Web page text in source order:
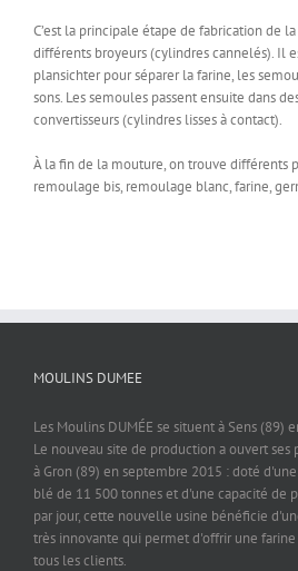
C’est la principale étape de fabrication de
différents broyeurs (cylindres cannelés). Il
plansichter pour séparer la farine, les
sons. Les semoules passent ensuite dans
convertisseurs (cylindres lisses à contact).
À la fin de la mouture, on trouve différents
remoulage bis, remoulage blanc, farine,
MOULINS DUMEE
Les Moulins DUMÉE se situent à Sens (89)
Le nouveau site de production a ouvert ses
à Gron (89) en septembre 2015 : doté
blé de 11 500 tonnes et d'une capacité de
par jour, cette nouvelle usine bénéficie
très innovante qui permet d'offrir une
tous les clients.